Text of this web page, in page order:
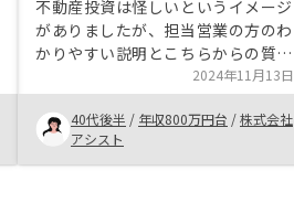
不動産投資は怪しいというイメージ
がありましたが、担当営業の方のわ
かりやすい説明とこちらからの質問
にも丁寧にご回答いただいたおかげ
で、不動産投資のメリットやリスク
をきちんと理解できました。若干主
人は懐疑的だったので、主人に対し
てもとことん説明いただきました。
2024年11月13日
40代後半 / 年収800万円台 /株式会社
アシスト